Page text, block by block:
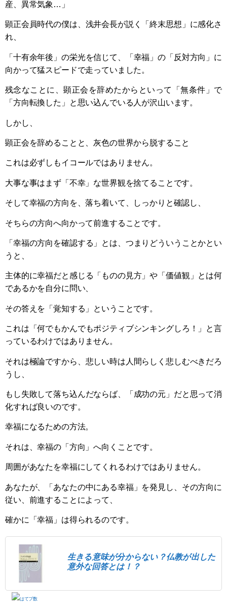
産、異常気象…」
顕正会員時代の僕は、浅井会長が説く「終末思想」に感化さ
れ、
「十有余年後」の栄光を信じて、「幸福」の「反対方向」に
向かって猛スピードで走っていました。
残念なことに、顕正会を辞めたからといって「無条件」で
「方向転換した」と思い込んでいる人が沢山います。
しかし、
顕正会を辞めることと、灰色の世界から脱すること
これは必ずしもイコールではありません。
大事な事はまず「不幸」な世界観を捨てることです。
そして幸福の方向を、落ち着いて、しっかりと確認し、
そちらの方向へ向かって前進することです。
「幸福の方向を確認する」とは、つまりどういうことかとい
うと、
主体的に幸福だと感じる「ものの見方」や「価値観」とは何
であるかを自分に問い、
その答えを「覚知する」ということです。
これは「何でもかんでもポジティブシンキングしろ！」と言
っているわけではありません。
それは極論ですから、悲しい時は人間らしく悲しむべきだろ
うし、
もし失敗して落ち込んだならば、「成功の元」だと思って消
化すれば良いのです。
幸福になるための方法。
それは、幸福の「方向」へ向くことです。
周囲があなたを幸福にしてくれるわけではありません。
あなたが、「あなたの中にある幸福」を発見し、その方向に
従い、前進することによって、
確かに「幸福」は得られるのです。
生きる意味が分からない？仏教が出した
意外な回答とは！？